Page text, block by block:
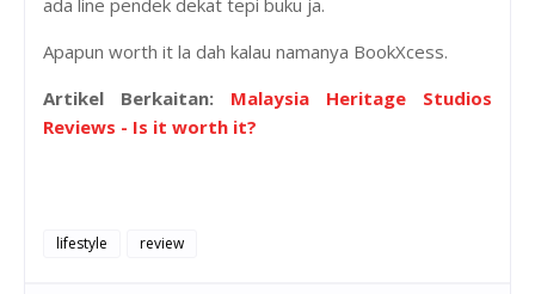
Apapun worth it la dah kalau namanya BookXcess.
Artikel Berkaitan: Malaysia Heritage Studios
Reviews - Is it worth it?
lifestyle review